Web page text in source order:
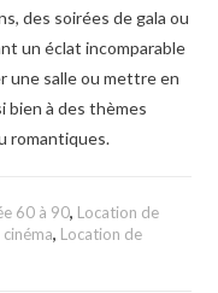
des soirées de gala ou
un éclat incomparable
une salle ou mettre en
bien à des thèmes
romantiques.
60 à 90, Location de
, Location de